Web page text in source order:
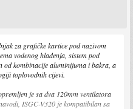
za grafičke kartice pod nazivom
vodenog hlađenja, sistem pod
od kombinacije aluminijuma i bakra, a
toplovodnih cijevi.
je sa dva 120mm ventilatora
ISGC-V320 je kompatibilan sa